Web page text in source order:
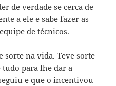
de verdade se cerca de
a ele e sabe fazer as
de técnicos.
sorte na vida. Teve sorte
tudo para lhe dar a
e que o incentivou